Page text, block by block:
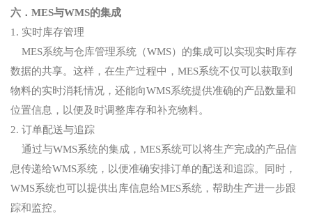
六．MES与WMS的集成
1. 实时库存管理
MES系统与仓库管理系统（WMS）的集成可以实现实时库存
数据的共享。这样，在生产过程中，MES系统不仅可以获取到
物料的实时消耗情况，还能向WMS系统提供准确的产品数量和
位置信息，以便及时调整库存和补充物料。
2. 订单配送与追踪
通过与WMS系统的集成，MES系统可以将生产完成的产品信
息传递给WMS系统，以便准确安排订单的配送和追踪。同时，
WMS系统也可以提供出库信息给MES系统，帮助生产进一步跟
踪和监控。